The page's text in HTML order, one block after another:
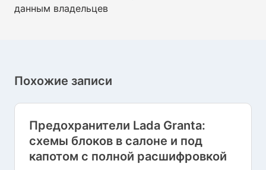
данным владельцев
Похожие записи
Предохранители Lada Granta:
схемы блоков в салоне и под
капотом с полной расшифровкой